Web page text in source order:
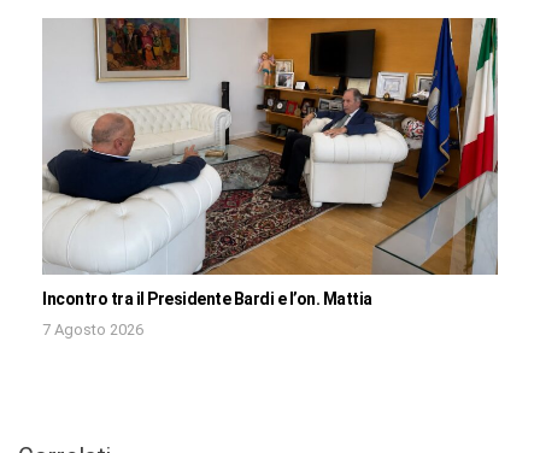
Incontro tra il Presidente Bardi e l’on. Mattia
7 Agosto 2026